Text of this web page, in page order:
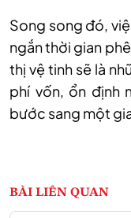
Song song đó,
ngắn thời gian
thị vệ tinh sẽ là
phí vốn, ổn định
bước sang một
BÀI LIÊN QUAN